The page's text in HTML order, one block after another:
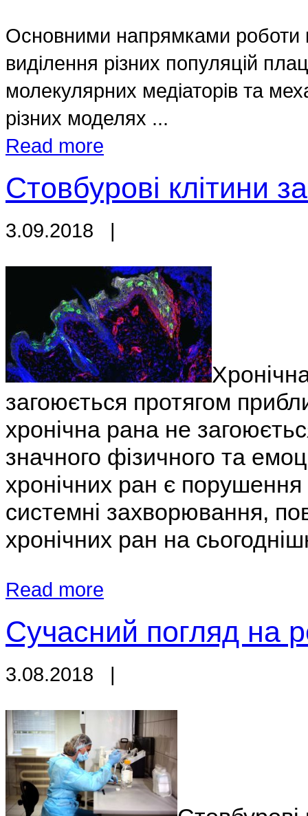
Основними напрямками роботи
виділення різних популяцій
молекулярних медіаторів та
різних моделях ...
Read more
Стовбурові клітини
3.09.2018 |
загоюється протягом
хронічна рана не
значного фізичного та
хронічних ран є порушення
системні захворювання,
хронічних ран на
Read more
Сучасний погляд на
3.08.2018 |